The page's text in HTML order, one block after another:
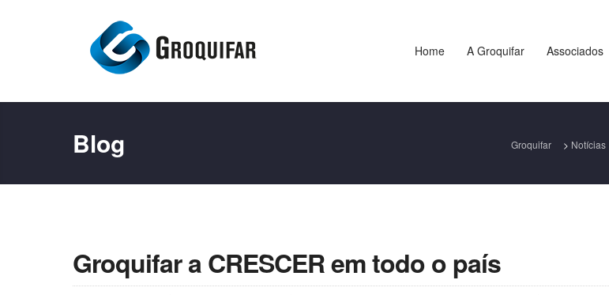
Home A Groquifar Associados
Blog Groquifar > Notícias
Groquifar a CRESCER em todo o país